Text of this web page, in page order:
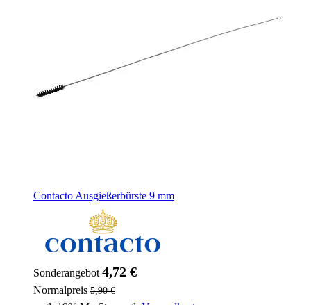
Contacto Ausgießerbürste 9 mm
Sonderangebot 4,72 €
Normalpreis 5,90 €